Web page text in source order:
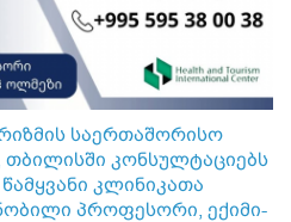
საერთაშორისო
თბილისში კონსულტაციებს
კლინიკათა
პროფესორი, ექიმი-